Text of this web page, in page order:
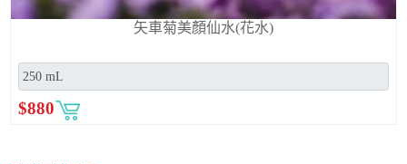
矢車菊美顏仙水(花水)
$880